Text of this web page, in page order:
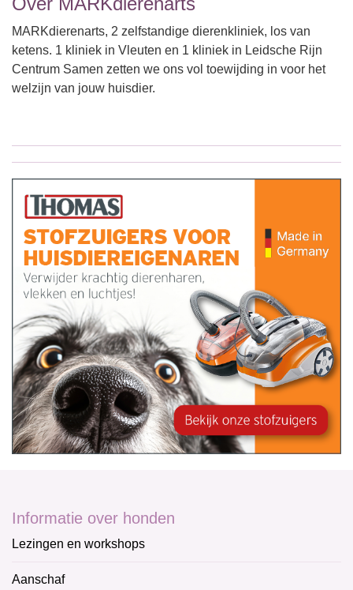
MARKdierenarts, 2 zelfstandige dierenkliniek, los van
ketens. 1 kliniek in Vleuten en 1 kliniek in Leidsche Rijn
Centrum Samen zetten we ons vol toewijding in voor het
welzijn van jouw huisdier.
Informatie over honden
Lezingen en workshops
Aanschaf